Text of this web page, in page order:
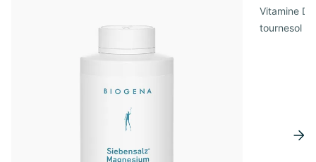
Vitamine
tournesol